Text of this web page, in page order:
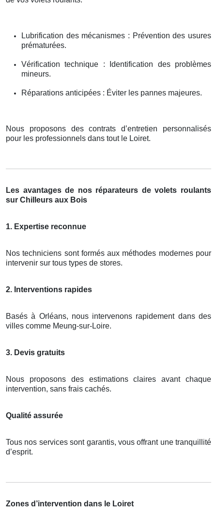
Lubrification des mécanismes : Prévention des usures
prématurées.
Vérification technique : Identification des problèmes
mineurs.
Réparations anticipées : Éviter les pannes majeures.
Nous proposons des contrats d’entretien personnalisés
pour les professionnels dans tout le Loiret.
Les avantages de nos réparateurs de volets roulants
sur Chilleurs aux Bois
1. Expertise reconnue
Nos techniciens sont formés aux méthodes modernes pour
intervenir sur tous types de stores.
2. Interventions rapides
Basés à Orléans, nous intervenons rapidement dans des
villes comme Meung-sur-Loire.
3. Devis gratuits
Nous proposons des estimations claires avant chaque
intervention, sans frais cachés.
Qualité assurée
Tous nos services sont garantis, vous offrant une tranquillité
d’esprit.
Zones d’intervention dans le Loiret